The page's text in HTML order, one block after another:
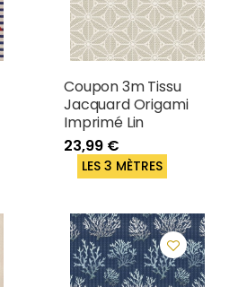
Coupon 3m Tissu
Jacquard Origami
Imprimé Lin
23,99 €
LES 3 MÈTRES